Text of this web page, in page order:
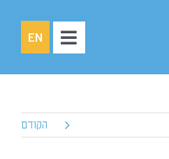
Toggle
EN
הקודם